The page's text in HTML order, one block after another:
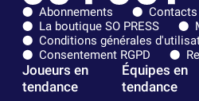
Abonnements
Contacts
La boutique SO PRESS
Conditions générales
Consentement RGPD
Joueurs en
tendance
Équipes en
tendance